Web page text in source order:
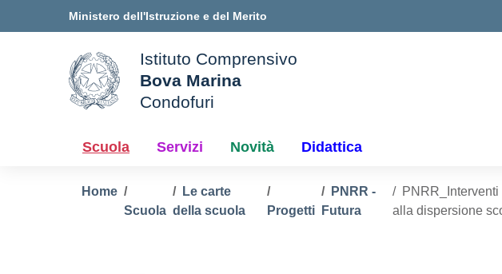
Ministero dell'Istruzione e del Merito
della scuola
Istituto Comprensivo
Bova Marina
Condofuri
Scuola Servizi Novità Didattica
Home
Scuola
Le carte
della scuola
Progetti
PNRR -
Futura
alla dispersione